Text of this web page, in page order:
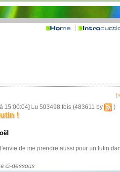
[
15:00:04] Lu 503498 fois (483611 by
)
!
de me prendre aussi pour un lutin
ci-dessous